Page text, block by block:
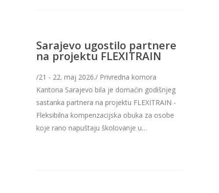
Sarajevo ugostilo partnere
na projektu FLEXITRAIN
/21 - 22. maj 2026./ Privredna komora
Kantona Sarajevo bila je domaćin godišnjeg
sastanka partnera na projektu FLEXITRAIN -
Fleksibilna kompenzacijska obuka za osobe
koje rano napuštaju školovanje u…